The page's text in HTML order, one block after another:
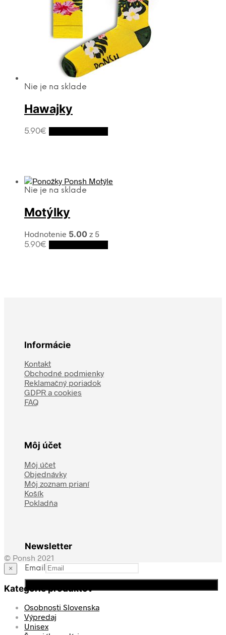
Nie je na sklade
Hawajky
5.90€
Nie je na sklade
Motýlky
Hodnotenie 5.00 z 5
5.90€
Informácie
Kontakt
Obchodné podmienky
Reklamačný poriadok
GDPR a cookies
FAQ
Môj účet
Môj účet
Objednávky
Môj zoznam prianí
Košík
Pokladňa
Newsletter
Email
© Ponsh 2021
×
Kategórie produktov
Osobnosti Slovenska
Výpredaj
Unisex